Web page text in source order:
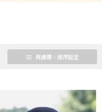
再搜尋・排序設定